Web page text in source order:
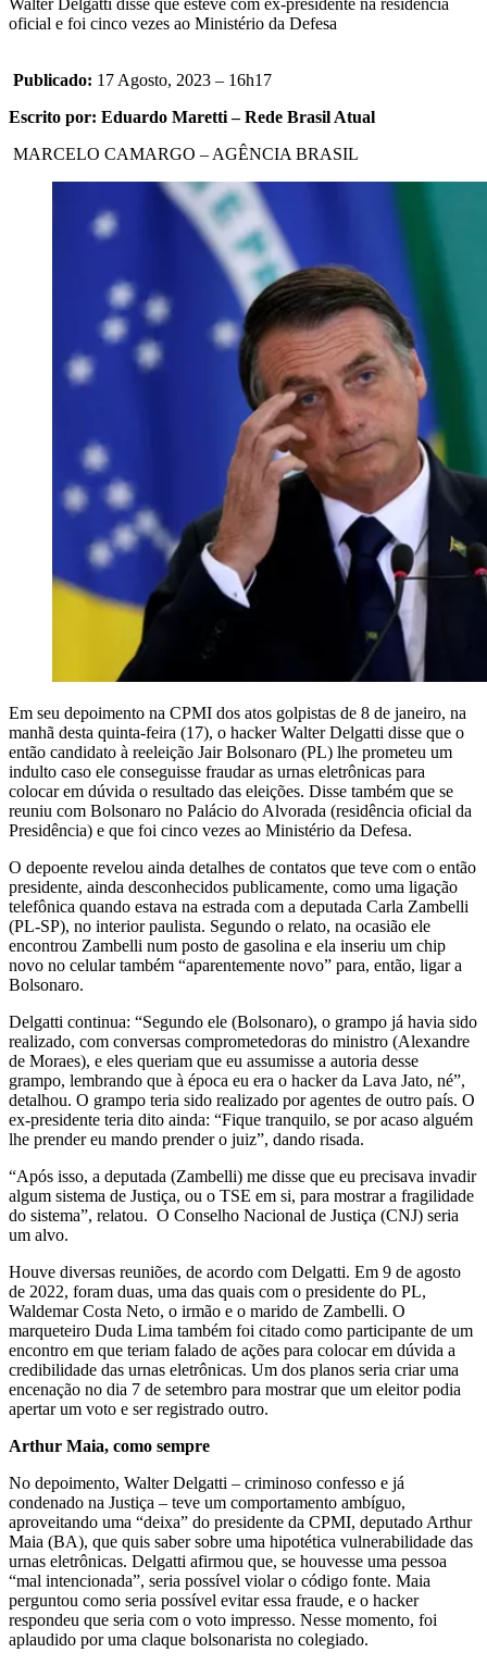
oficial e foi cinco vezes ao Ministério da Defesa
Publicado: 17 Agosto, 2023 – 16h17
Escrito por: Eduardo Maretti – Rede Brasil Atual
MARCELO CAMARGO – AGÊNCIA BRASIL
Em seu depoimento na CPMI dos atos golpistas de 8 de janeiro, na
manhã desta quinta-feira (17), o hacker Walter Delgatti disse que o
então candidato à reeleição Jair Bolsonaro (PL) lhe prometeu um
indulto caso ele conseguisse fraudar as urnas eletrônicas para
colocar em dúvida o resultado das eleições. Disse também que se
reuniu com Bolsonaro no Palácio do Alvorada (residência oficial da
Presidência) e que foi cinco vezes ao Ministério da Defesa.
O depoente revelou ainda detalhes de contatos que teve com o então
presidente, ainda desconhecidos publicamente, como uma ligação
telefônica quando estava na estrada com a deputada Carla Zambelli
(PL-SP), no interior paulista. Segundo o relato, na ocasião ele
encontrou Zambelli num posto de gasolina e ela inseriu um chip
novo no celular também “aparentemente novo” para, então, ligar a
Bolsonaro.
Delgatti continua: “Segundo ele (Bolsonaro), o grampo já havia sido
realizado, com conversas comprometedoras do ministro (Alexandre
de Moraes), e eles queriam que eu assumisse a autoria desse
grampo, lembrando que à época eu era o hacker da Lava Jato, né”,
detalhou. O grampo teria sido realizado por agentes de outro país. O
ex-presidente teria dito ainda: “Fique tranquilo, se por acaso alguém
lhe prender eu mando prender o juiz”, dando risada.
“Após isso, a deputada (Zambelli) me disse que eu precisava invadir
algum sistema de Justiça, ou o TSE em si, para mostrar a fragilidade
do sistema”, relatou. O Conselho Nacional de Justiça (CNJ) seria
um alvo.
Houve diversas reuniões, de acordo com Delgatti. Em 9 de agosto
de 2022, foram duas, uma das quais com o presidente do PL,
Waldemar Costa Neto, o irmão e o marido de Zambelli. O
marqueteiro Duda Lima também foi citado como participante de um
encontro em que teriam falado de ações para colocar em dúvida a
credibilidade das urnas eletrônicas. Um dos planos seria criar uma
encenação no dia 7 de setembro para mostrar que um eleitor podia
apertar um voto e ser registrado outro.
Arthur Maia, como sempre
No depoimento, Walter Delgatti – criminoso confesso e já
condenado na Justiça – teve um comportamento ambíguo,
aproveitando uma “deixa” do presidente da CPMI, deputado Arthur
Maia (BA), que quis saber sobre uma hipotética vulnerabilidade das
urnas eletrônicas. Delgatti afirmou que, se houvesse uma pessoa
“mal intencionada”, seria possível violar o código fonte. Maia
perguntou como seria possível evitar essa fraude, e o hacker
respondeu que seria com o voto impresso. Nesse momento, foi
aplaudido por uma claque bolsonarista no colegiado.